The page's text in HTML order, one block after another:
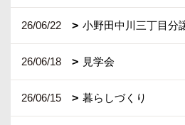
26/06/22 小野田中川三丁目分
26/06/18 見学会
26/06/15 暮らしづくり